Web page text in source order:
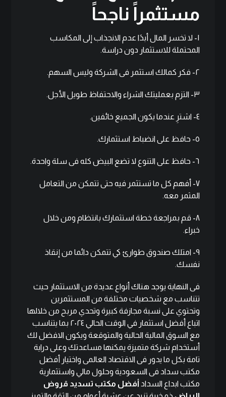
مستثمراً ناجحاً
١- لا تخسر المال أبدًا عدم الانجذاب إلى المكاسب
المحتملة للاستثمار دون دراسة.
٢- فكر كمالك استثمر فى الشركة وليس السهم.
٣- التزم بعمليتك الشراء والاحتفاظ طويل الأجل.
٤- اشترِ عندما يكون الجميع خائفين.
٥- حافظ على انضباط استثمارك.
٦- حافظ على التنوع لا تضع البيض كله فى سلة واحدة.
٧- أفهم كل ما تستثمر فيه حتى تتمكن من التعامل
المثمر معه.
٨- قم بمراجعة خطة استثمارك بانتظام ومن خلال
خبراء.
٩- امتلك صندوق طوارئ كي تتمكن دائما من إنقاذ
نفسك.
فى النهاية يوجد هناك أنواع عديدة من الاستثمار حيث
تتناسب مع شخصيات مختلفة من المستثمرين
وتحتوي على نسبة مجازفة كبيرة وتحدي مربح من خلالها
اتباع أفضل استثمار في الوقت الحالي ٢٠٢٤ بما يتناسب
مع السوق المالية الحالية والمتوقعة ويكون الافضل لك
أستخدام شركة متميزة يمكنها مساعدتك وعلى دراية
تامة بكل ما يدور فى الاقتصاد العالمى واختيار أفضل
مكتب سداد فى السعودية وحلول مالي واستثمارية
مكتب ابداع السداد أفضل مكتب تسديد قروض